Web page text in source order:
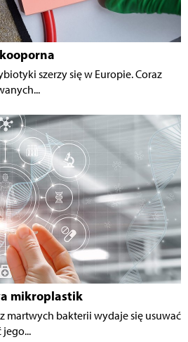
szerzy się w Europie. Coraz
mikroplastik
martwych bakterii wydaje się usuwać